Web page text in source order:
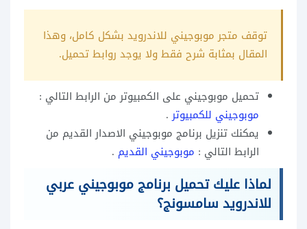
توقف متجر موبوجيني للاندرويد بشكل كامل، وهذا
المقال بمثابة شرح فقط ولا يوجد روابط تحميل.
تحميل موبوجيني على الكمبيوتر من الرابط التالي :
موبوجيني للكمبيوتر.
يمكنك تنزيل برنامج موبوجيني الاصدار القديم من
الرابط التالي : موبوجيني القديم .
لماذا عليك تحميل برنامج موبوجيني عربي
للاندرويد سامسونج؟